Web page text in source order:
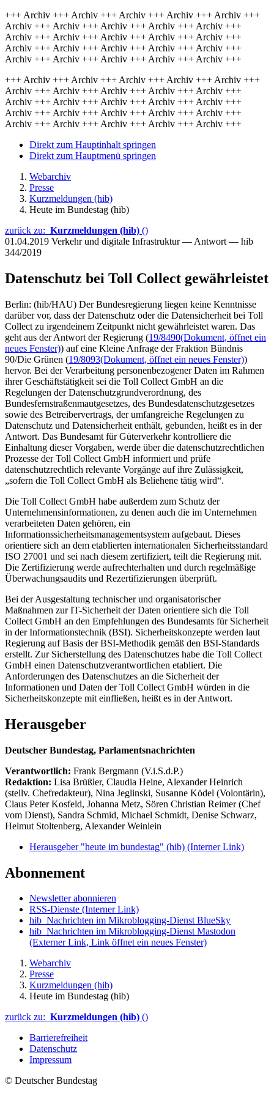
+++ Archiv +++ Archiv +++ Archiv +++ Archiv +++ Archiv +++
Archiv +++ Archiv +++ Archiv +++ Archiv +++ Archiv +++
Archiv +++ Archiv +++ Archiv +++ Archiv +++ Archiv +++
Archiv +++ Archiv +++ Archiv +++ Archiv +++ Archiv +++
Archiv +++ Archiv +++ Archiv +++ Archiv +++ Archiv +++
+++ Archiv +++ Archiv +++ Archiv +++ Archiv +++ Archiv +++
Archiv +++ Archiv +++ Archiv +++ Archiv +++ Archiv +++
Archiv +++ Archiv +++ Archiv +++ Archiv +++ Archiv +++
Archiv +++ Archiv +++ Archiv +++ Archiv +++ Archiv +++
Archiv +++ Archiv +++ Archiv +++ Archiv +++ Archiv +++
Direkt zum Hauptinhalt springen
Direkt zum Hauptmenü springen
Webarchiv
Presse
Kurzmeldungen (hib)
Heute im Bundestag (hib)
zurück zu: Kurzmeldungen (hib) ()
01.04.2019 Verkehr und digitale Infrastruktur — Antwort — hib
344/2019
Datenschutz bei Toll Collect gewährleistet
Berlin: (hib/HAU) Der Bundesregierung liegen keine Kenntnisse
darüber vor, dass der Datenschutz oder die Datensicherheit bei Toll
Collect zu irgendeinem Zeitpunkt nicht gewährleistet waren. Das
geht aus der Antwort der Regierung (19/8490(Dokument, öffnet ein
neues Fenster)) auf eine Kleine Anfrage der Fraktion Bündnis
90/Die Grünen (19/8093(Dokument, öffnet ein neues Fenster))
hervor. Bei der Verarbeitung personenbezogener Daten im Rahmen
ihrer Geschäftstätigkeit sei die Toll Collect GmbH an die
Regelungen der Datenschutzgrundverordnung, des
Bundesfernstraßenmautgesetzes, des Bundesdatenschutzgesetzes
sowie des Betreibervertrags, der umfangreiche Regelungen zu
Datenschutz und Datensicherheit enthält, gebunden, heißt es in der
Antwort. Das Bundesamt für Güterverkehr kontrolliere die
Einhaltung dieser Vorgaben, werde über die datenschutzrechtlichen
Prozesse der Toll Collect GmbH informiert und prüfe
datenschutzrechtlich relevante Vorgänge auf ihre Zulässigkeit,
„sofern die Toll Collect GmbH als Beliehene tätig wird“.
Die Toll Collect GmbH habe außerdem zum Schutz der
Unternehmensinformationen, zu denen auch die im Unternehmen
verarbeiteten Daten gehören, ein
Informationssicherheitsmanagementsystem aufgebaut. Dieses
orientiere sich an dem etablierten internationalen Sicherheitsstandard
ISO 27001 und sei nach diesem zertifiziert, teilt die Regierung mit.
Die Zertifizierung werde aufrechterhalten und durch regelmäßige
Überwachungsaudits und Rezertifizierungen überprüft.
Bei der Ausgestaltung technischer und organisatorischer
Maßnahmen zur IT-Sicherheit der Daten orientiere sich die Toll
Collect GmbH an den Empfehlungen des Bundesamts für Sicherheit
in der Informationstechnik (BSI). Sicherheitskonzepte werden laut
Regierung auf Basis der BSI-Methodik gemäß den BSI-Standards
erstellt. Zur Sicherstellung des Datenschutzes habe die Toll Collect
GmbH einen Datenschutzverantwortlichen etabliert. Die
Anforderungen des Datenschutzes an die Sicherheit der
Informationen und Daten der Toll Collect GmbH würden in die
Sicherheitskonzepte mit einfließen, heißt es in der Antwort.
Herausgeber
Deutscher Bundestag, Parlamentsnachrichten
Verantwortlich: Frank Bergmann (V.i.S.d.P.)
Redaktion: Lisa Brüßler, Claudia Heine, Alexander Heinrich
(stellv. Chefredakteur), Nina Jeglinski, Susanne Ködel (Volontärin),
Claus Peter Kosfeld, Johanna Metz, Sören Christian Reimer (Chef
vom Dienst), Sandra Schmid, Michael Schmidt, Denise Schwarz,
Helmut Stoltenberg, Alexander Weinlein
Herausgeber "heute im bundestag" (hib) (Interner Link)
Abonnement
Newsletter abonnieren
RSS-Dienste (Interner Link)
hib_Nachrichten im Mikroblogging-Dienst BlueSky
hib_Nachrichten im Mikroblogging-Dienst Mastodon
(Externer Link, Link öffnet ein neues Fenster)
Webarchiv
Presse
Kurzmeldungen (hib)
Heute im Bundestag (hib)
zurück zu: Kurzmeldungen (hib) ()
Barrierefreiheit
Datenschutz
Impressum
© Deutscher Bundestag